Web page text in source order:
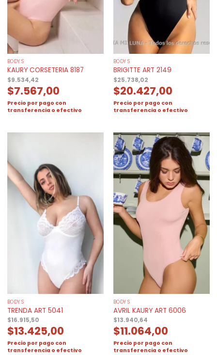
BODYS
KAURY CORSETERIA 8187
$9.534,42
$7.567,00
Precio por pago con
transferencia o efectivo
BODYS
BRIGITTE ART 2149
$25.738,02
$20.427,00
Precio por pago con
transferencia o efectivo
BODYS
TRENDA ART 5041
$16.915,50
$13.425,00
Precio por pago con
transferencia o efectivo
BODYS
AVRIL KAURY ART 6006
$13.940,64
$11.064,00
Precio por pago con
transferencia o efectivo